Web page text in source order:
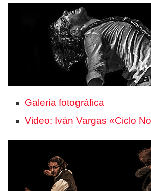
Galería fotográfica
Video: Iván Vargas «Ciclo